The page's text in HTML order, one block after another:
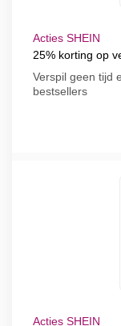
Acties SHEIN
25% korting op
Verspil geen tijd
bestsellers
Acties SHEIN